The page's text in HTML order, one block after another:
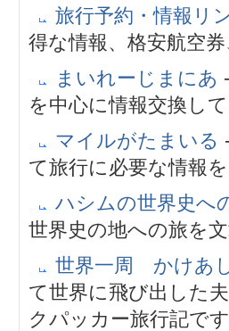
旅行予約・情報リ
得な情報、格安航空
まいれーじまにあ
を中心に情報交換し
マイルがたまいる
て旅行に必要な情報
ハシムの世界史へ
世界史の地への旅を
世界一周 かけあ
て世界に飛び出した
クパッカー旅行記